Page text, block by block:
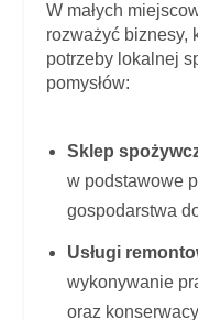
W małych
rozważyć biznesy,
potrzeby lokalnej
pomysłów:
Sklep
w podstawowe
gospodarstwa
Usługi
wykonywanie
oraz